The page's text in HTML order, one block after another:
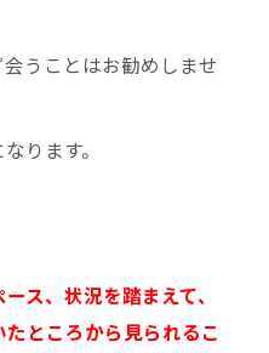
うことはお勧めしませ
ります。
ス、状況を踏まえて、
ところから見られるこ